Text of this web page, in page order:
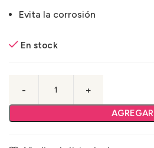
Evita la corrosión
En stock
AGREGAR